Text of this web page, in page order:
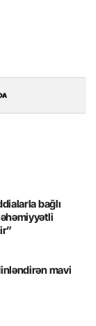
bağlı
mavi